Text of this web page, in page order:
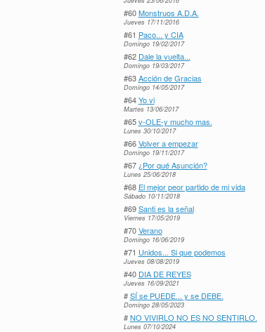
#60Monstruos A.D.A.
Jueves 17/11/2016
#61 Paco... y CIA
Domingo 19/02/2017
#62 Dale la vuelta...
Domingo 19/03/2017
#63Acción de Gracias
Domingo 14/05/2017
#64Yo vi
Martes 13/06/2017
#65v-OLE-y mucho mas.
Lunes 30/10/2017
#66Volver a empezar
Domingo 19/11/2017
#67 ¿Por qué Asunción?
Lunes 25/06/2018
#68 El mejor peor partido de mi vida
Sábado 10/11/2018
#69Santi es la señal
Viernes 17/05/2019
#70Verano
Domingo 16/06/2019
#71 Unidos... Si que podemos
Jueves 08/08/2019
#40 DIA DE REYES
Jueves 16/09/2021
#SÍ se PUEDE... y se DEBE.
Domingo 28/05/2023
#NO VIVIRLO NO ES NO SENTIRLO.
Lunes 07/10/2024